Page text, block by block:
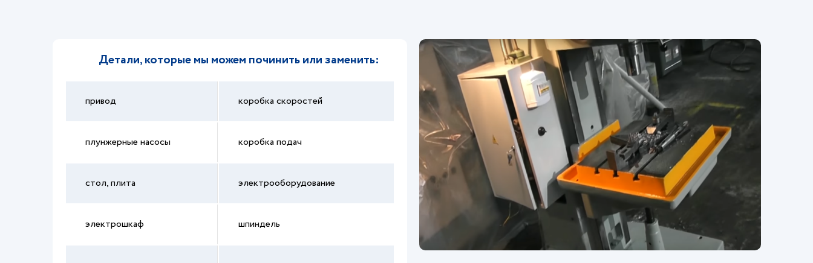
Детали, которые мы можем починить или заменить:
привод коробка скоростей
плунжерные насосы коробка подач
стол, плита электрооборудование
электрошкаф шпиндель